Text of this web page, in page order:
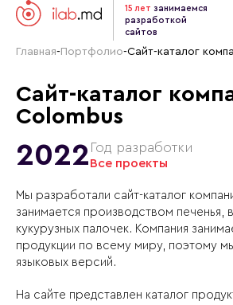
15 лет занимаемся
разработкой
сайтов
Главная- Портфолио-Сайт-каталог
Сайт-каталог
Colombus
2022 Год разработки
Все проекты
Мы разработали сайт-каталог
занимается производством печенья,
кукурузных палочек. Компания
продукции по всему миру, поэтому
языковых версий.
На сайте представлен каталог